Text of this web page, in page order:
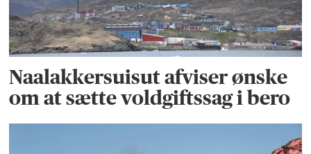
Naalakkersuisut afviser ønske
om at sætte voldgiftssag i bero